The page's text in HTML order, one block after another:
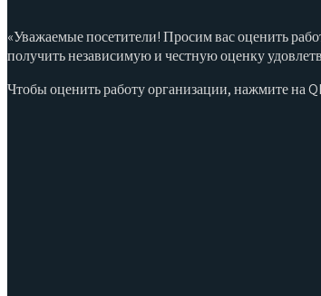
«Уважаемые посетители! Просим вас оценить
получить независимую и честную оценку
Чтобы оценить работу организации, нажмите на